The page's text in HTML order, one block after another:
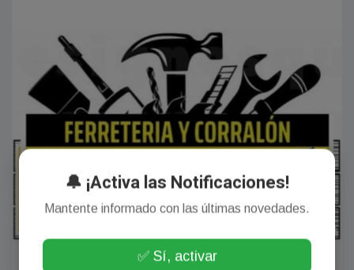
🔔 ¡Activa las Notificaciones!
Mantente informado con las últimas novedades.
✅ Sí, activar